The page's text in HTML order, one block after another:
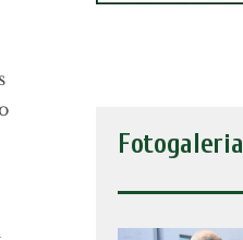
Fotogaleria